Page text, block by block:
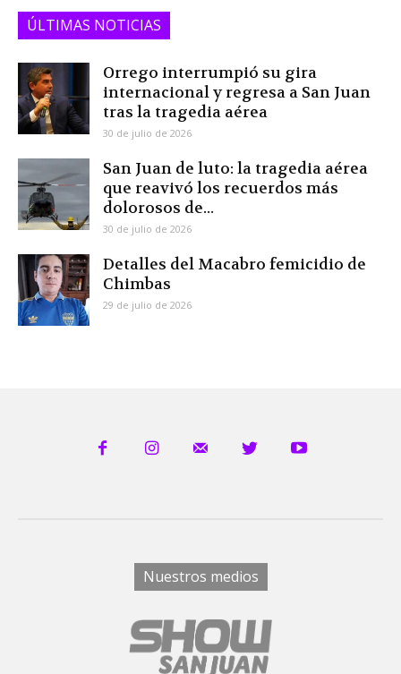
ÚLTIMAS NOTICIAS
Orrego interrumpió su gira
internacional y regresa a San Juan
tras la tragedia aérea
30 de julio de 2026
San Juan de luto: la tragedia aérea
que reavivó los recuerdos más
dolorosos de...
30 de julio de 2026
Detalles del Macabro femicidio de
Chimbas
29 de julio de 2026
Nuestros medios